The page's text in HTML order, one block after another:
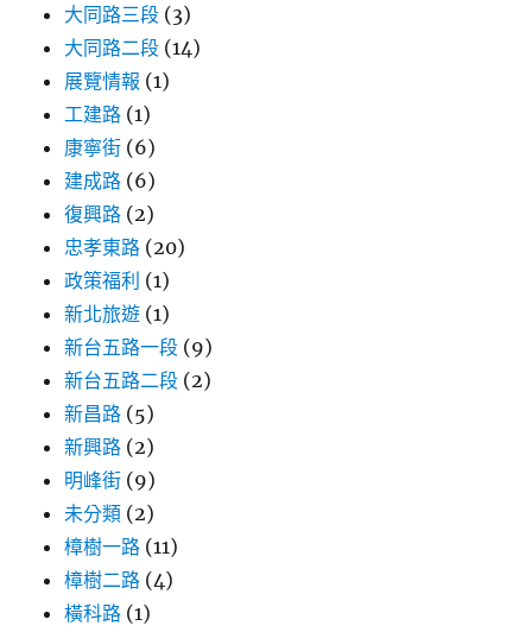
大同路三段 (3)
大同路二段 (14)
展覽情報 (1)
工建路 (1)
康寧街 (6)
建成路 (6)
復興路 (2)
忠孝東路 (20)
政策福利 (1)
新北旅遊 (1)
新台五路一段 (9)
新台五路二段 (2)
新昌路 (5)
新興路 (2)
明峰街 (9)
未分類 (2)
樟樹一路 (11)
樟樹二路 (4)
橫科路 (1)